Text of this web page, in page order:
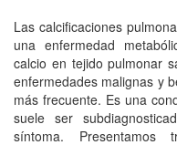
Las calcificaciones
una enfermedad
calcio en tejido pulmonar
enfer­medades malignas y
más frecuente. Es una
suele ser
síntoma.